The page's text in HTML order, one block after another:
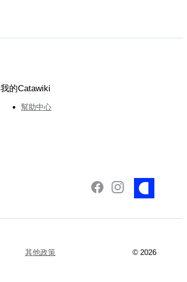
我的Catawiki
幫助中心
其他政策 © 2026